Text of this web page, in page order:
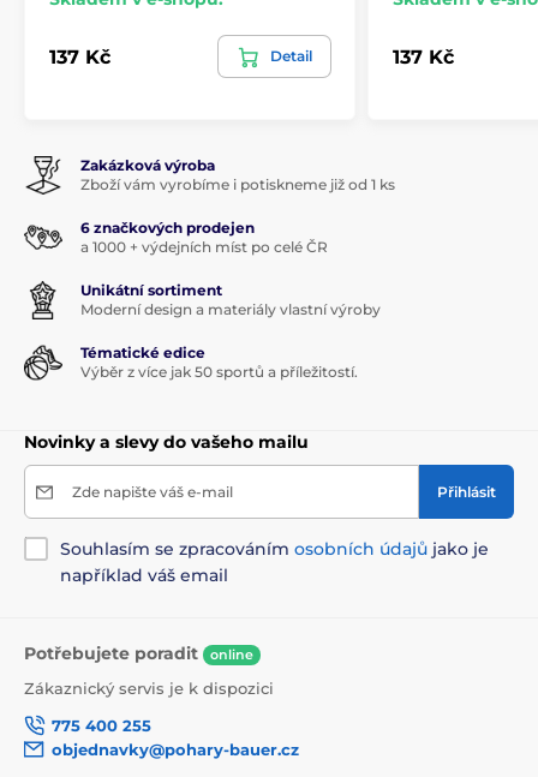
137 Kč Detail 137 Kč
Zakázková výroba
Zboží vám vyrobíme i potiskneme již od 1 ks
6 značkových prodejen
a 1000 + výdejních míst po celé ČR
Unikátní sortiment
Moderní design a materiály vlastní výroby
Tématické edice
Výběr z více jak 50 sportů a příležitostí.
Novinky a slevy do vašeho mailu
Zde napište váš e-mail Přihlásit
Souhlasím se zpracováním osobních údajů jako je
například váš email
Potřebujete poradit online
Zákaznický servis je k dispozici
775 400 255
objednavky@pohary-bauer.cz